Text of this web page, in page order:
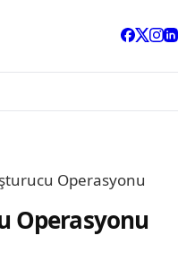
Operasyonu
Operasyonu